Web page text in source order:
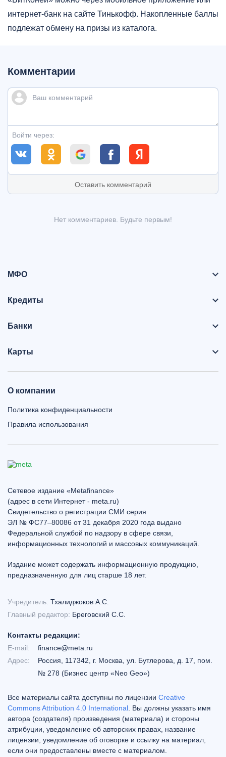
интернет-банк на сайте Тинькофф. Накопленные баллы
подлежат обмену на призы из каталога.
Комментарии
Войти через:
Оставить комментарий
Нет комментариев. Будьте первым!
МФО
Кредиты
Банки
Карты
О компании
Политика конфиденциальности
Правила использования
Сетевое издание «Metafinance»
(адрес в сети Интернет - meta.ru)
Свидетельство о регистрации СМИ серия
ЭЛ № ФС77–80086 от 31 декабря 2020 года выдано
Федеральной службой по надзору в сфере связи,
информационных технологий и массовых коммуникаций.
Издание может содержать информационную продукцию,
предназначенную для лиц старше 18 лет.
Учредитель: Тхалиджоков А.С.
Главный редактор: Бреговский С.С.
Контакты редакции:
E-mail:
finance@meta.ru
Адрес:
Россия, 117342, г. Москва, ул. Бутлерова, д. 17, пом.
№ 278 (Бизнес центр «Neo Geo»)
Все материалы сайта доступны по лицензии Creative
Commons Attribution 4.0 International . Вы должны указать имя
автора (создателя) произведения (материала) и стороны
атрибуции, уведомление об авторских правах, название
лицензии, уведомление об оговорке и ссылку на материал,
если они предоставлены вместе с материалом.